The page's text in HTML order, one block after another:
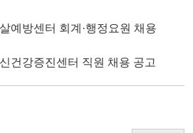
예방센터 회계·행정요원 채용
건강증진센터 직원 채용 공고